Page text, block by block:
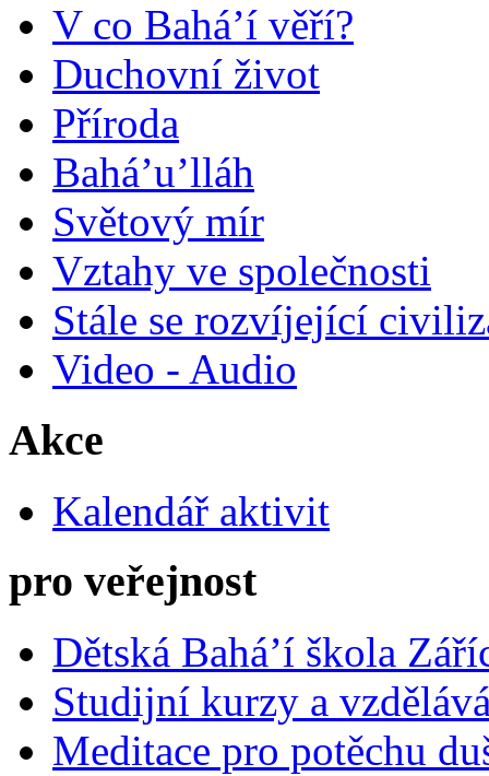
V co Bahá’í věří?
Duchovní život
Příroda
Bahá’u’lláh
Světový mír
Vztahy ve společnosti
Stále se rozvíjející
Video - Audio
Akce
Kalendář aktivit
pro veřejnost
Dětská Bahá’í škola
Studijní kurzy a
Meditace pro potěchu